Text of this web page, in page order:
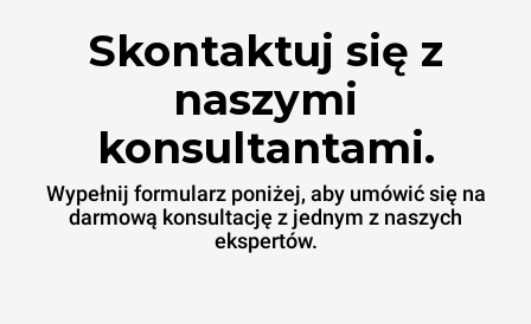
Skontaktuj się z
naszymi
konsultantami.
Wypełnij formularz poniżej, aby umówić się na
darmową konsultację z jednym z naszych
ekspertów.